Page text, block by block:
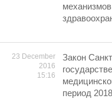
23 December
2016
15:16
Закон
период